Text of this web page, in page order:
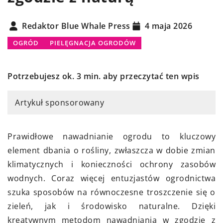
Redaktor Blue Whale Press 4 maja 2026
OGRÓD PIELĘGNACJA OGRODÓW
Potrzebujesz ok. 3 min. aby przeczytać ten wpis
Artykuł sponsorowany
Prawidłowe nawadnianie ogrodu to kluczowy
element dbania o rośliny, zwłaszcza w dobie zmian
klimatycznych i konieczności ochrony zasobów
wodnych. Coraz więcej entuzjastów ogrodnictwa
szuka sposobów na równoczesne troszczenie się o
zieleń, jak i środowisko naturalne. Dzięki
kreatywnym metodom nawadniania w zgodzie z